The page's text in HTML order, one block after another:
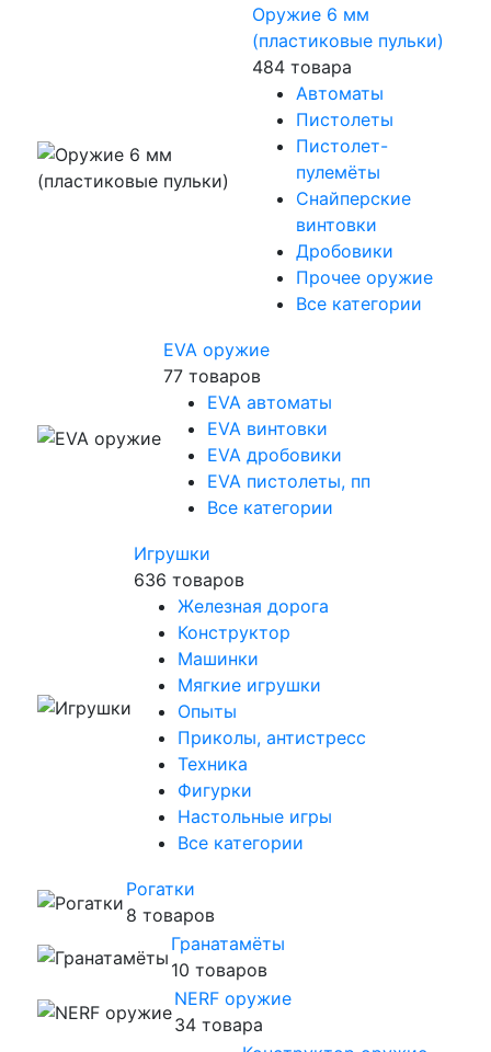
Оружие 6 мм
(пластиковые пульки)
484 товара
Автоматы
Пистолеты
Пистолет-
пулемёты
Снайперские
винтовки
Дробовики
Прочее оружие
Все категории
EVA оружие
77 товаров
EVA автоматы
EVA винтовки
EVA дробовики
EVA пистолеты, пп
Все категории
Игрушки
636 товаров
Железная дорога
Конструктор
Машинки
Мягкие игрушки
Опыты
Приколы, антистресс
Техника
Фигурки
Настольные игры
Все категории
Рогатки
8 товаров
Гранатамёты
10 товаров
NERF оружие
34 товара